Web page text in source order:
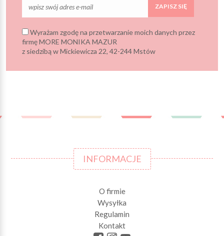
ZAPISZ SIĘ
Wyrażam zgodę na przetwarzanie moich danych przez
firmę MORE MONIKA MAZUR
z siedzibą w Mickiewicza 22, 42-244 Mstów
INFORMACJE
O firmie
Wysyłka
Regulamin
Kontakt